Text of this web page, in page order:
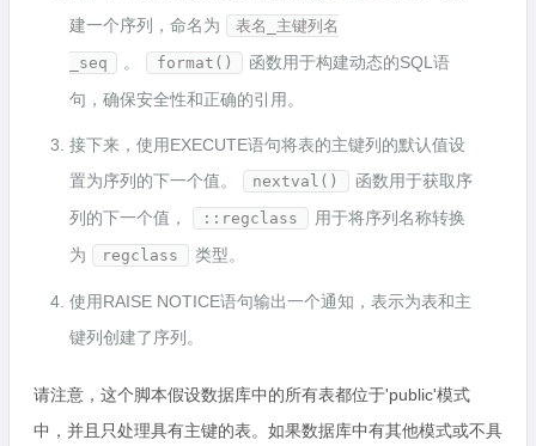
建一个序列，命名为
表名_主键列名
_seq 。 format()
函数用于构建动态的SQL语
句，确保安全性和正确的引用。
接下来，使用EXECUTE语句将表的主键列的默认值设
置为序列的下一个值。
nextval()
函数用于获取序
列的下一个值，
::regclass
用于将序列名称转换
为
regclass 类型。
使用RAISE NOTICE语句输出一个通知，表示为表和主
键列创建了序列。
请注意，这个脚本假设数据库中的所有表都位于'public'模式
中，并且只处理具有主键的表。如果数据库中有其他模式或不具